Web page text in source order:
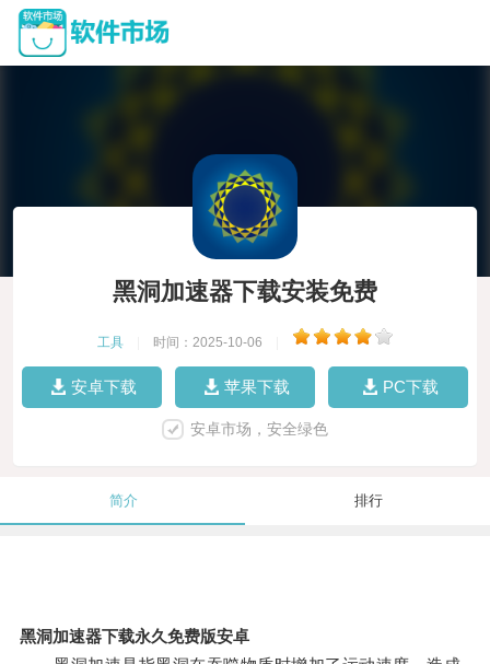
黑洞加速器下载安装免费
工具 时间：2025-10-06
安卓下载 苹果下载 PC下载
安卓市场，安全绿色
简介 排行
黑洞加速器下载永久免费版安卓